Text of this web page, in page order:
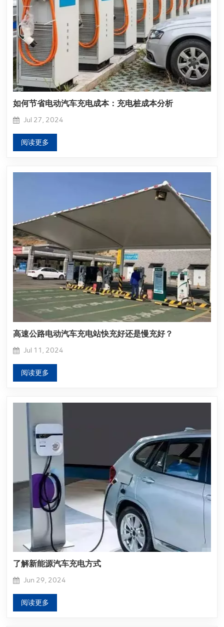
如何节省电动汽车充电成本：充电桩成本分析
Jul 27, 2024
阅读更多
高速公路电动汽车充电站快充好还是慢充好？
Jul 11, 2024
阅读更多
了解新能源汽车充电方式
Jun 29, 2024
阅读更多